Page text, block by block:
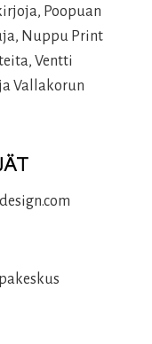
Poopuan
Nuppu Print
Ventti
Vallakorun